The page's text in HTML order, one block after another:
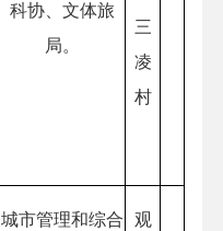
科协、文体旅
局。
三
凌
村
城市管理和综合
观